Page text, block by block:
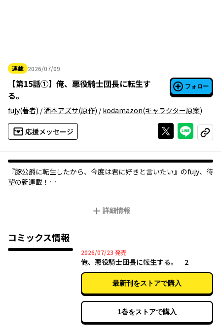
連載 2026/07/09
2026年07月09日
【第15話①】 俺、悪役騎士団長に転生す
る。
フォロー
fujy(著者) /酒本アズサ(原作) /kodamazon(キャラクター原案)
応援メッセージ Xで投稿する
ライン
コピー
『豚公爵に転生したから、今度は君に好きと言いたい』のfujy、待
望の新連載！
ある日、彼は前世で七人の弟達の世話に奔走する大学生だったこ
その記憶によれば、ここはライトノベルの中の世界。
そして、この先に待っている展開は――悪行の報いによる破滅エン
未来を変えるため、ジュスタンは自らの行いを正し、前世で培っ
た『お兄ちゃん力』で団員たちを躾け直そうと一念発起したが、
悪役騎士団長が始めた“善行”の数々は、団内どころか国中を揺り
第9回カクヨム特別賞、最熱狂賞W受賞！
人生逆転ファンタジーを堂々コミカライズ！
詳細情報
コミックス情報
2026/07/23 2026年07月23日
発売
俺、悪役騎士団長に転生する。 2
最新刊をストアで購入
1巻をストアで購入